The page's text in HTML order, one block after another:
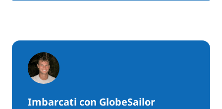
Imbarcati con GlobeSailor